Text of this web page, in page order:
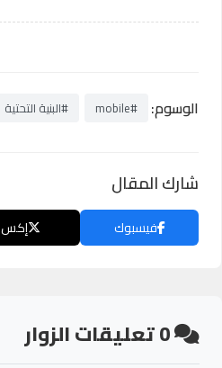
الوسوم: #mobile #البنية التحتية
شارك المقال
فيسبوك إكس
0تعليقات الزوار